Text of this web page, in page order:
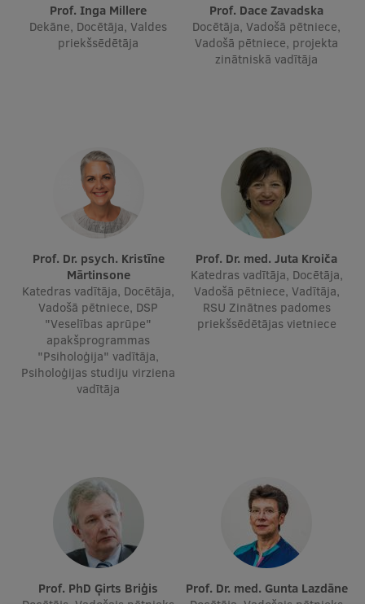
ESF kvalifikācijas celšanas kursi
Pedagoģiskās izaugsmes centrs
Pētniecība
Zinātniskie institūti un laboratorijas
RSU zinātnes portāls
Zinātnes ietekme
Pētniecības platformas
Doktorantūras skola
Vertikāli integrētie projekti
Zinātniskās konferences
Inovāciju centrs
Prof. Inga Millere
Dekāne, Docētāja, Valdes
priekšsēdētāja
Prof. Dace Zavadska
Docētāja, Vadošā pētniece,
Vadošā pētniece, projekta
zinātniskā vadītāja
Prof. Dr. psych. Kristīne
Mārtinsone
Katedras vadītāja, Docētāja,
Vadošā pētniece, DSP
"Veselības aprūpe"
apakšprogrammas
"Psiholoģija" vadītāja,
Psiholoģijas studiju virziena
vadītāja
Prof. Dr. med. Juta Kroiča
Katedras vadītāja, Docētāja,
Vadošā pētniece, Vadītāja,
RSU Zinātnes padomes
priekšsēdētājas vietniece
Prof. PhD Ģirts Briģis
Prof. Dr. med. Gunta Lazdāne